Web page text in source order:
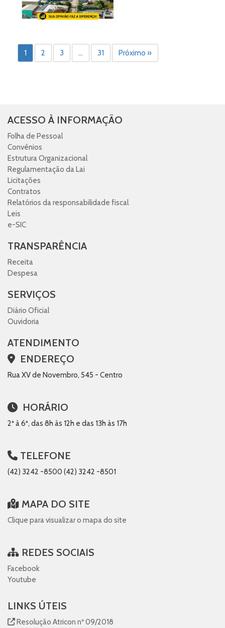
1 2 3 … 31 Próximo »
ACESSO À INFORMAÇÃO
Folha de Pessoal
Convênios
Estrutura Organizacional
Regulamentação da Lai
Licitações
Contratos
Relatórios da responsabilidade fiscal
Leis
e-SIC
TRANSPARÊNCIA
Receita
Despesa
SERVIÇOS
Diário Oficial
Ouvidoria
ATENDIMENTO
ENDEREÇO
Rua XV de Novembro, 545 - Centro
HORÁRIO
2ª à 6ª, das 8h às 12h e das 13h às 17h
TELEFONE
(42) 3242 -8500 (42) 3242 -8501
MAPA DO SITE
Clique para visualizar o mapa do site
REDES SOCIAIS
Facebook
Youtube
LINKS ÚTEIS
Resolução Atricon nº 09/2018